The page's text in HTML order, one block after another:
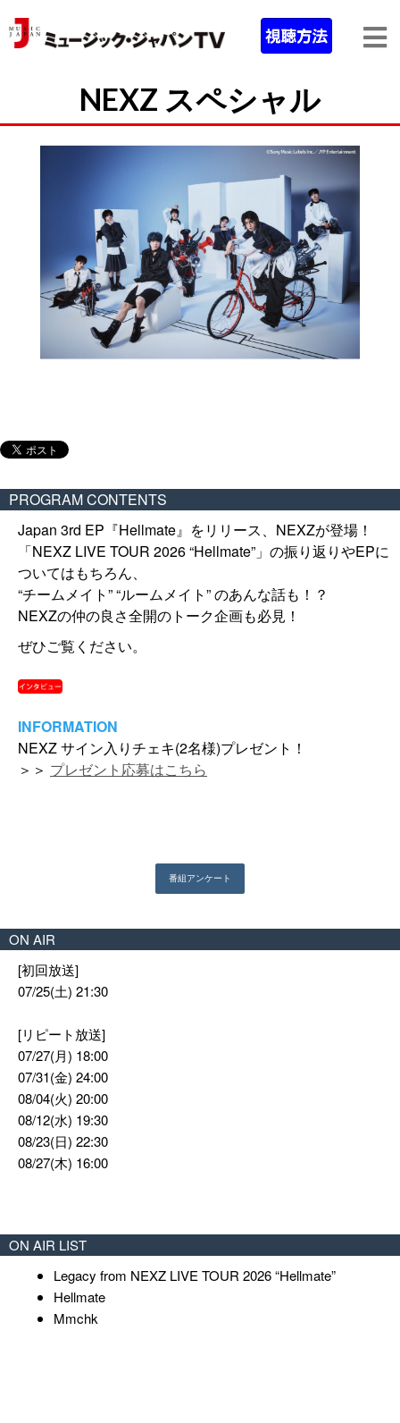
NEXZ スペシャル
PROGRAM CONTENTS
Japan 3rd EP『Hellmate』をリリース、NEXZが登場！
「NEXZ LIVE TOUR 2026 “Hellmate”」の振り返りやEPに
ついてはもちろん、
“チームメイト” “ルームメイト” のあんな話も！？
NEXZの仲の良さ全開のトーク企画も必見！
ぜひご覧ください。
INFORMATION
NEXZ サイン入りチェキ(2名様)プレゼント！
＞＞ プレゼント応募はこちら
ON AIR
[初回放送]
07/25(土) 21:30
[リピート放送]
07/27(月) 18:00
07/31(金) 24:00
08/04(火) 20:00
08/12(水) 19:30
08/23(日) 22:30
08/27(木) 16:00
ON AIR LIST
Legacy from NEXZ LIVE TOUR 2026 “Hellmate”
Hellmate
Mmchk